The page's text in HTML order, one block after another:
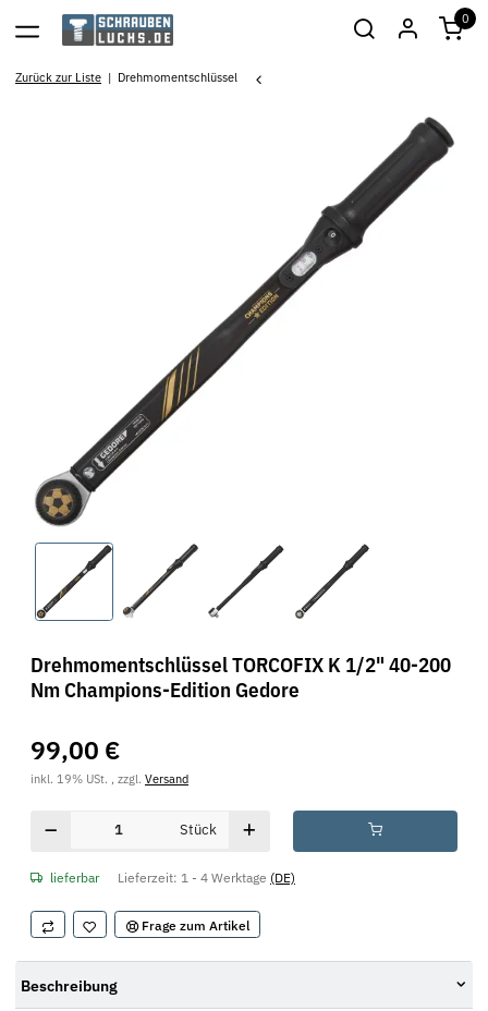
0
Zurück zur Liste Drehmomentschlüssel
Drehmomentschlüssel TORCOFIX K 1/2" 40-200
Nm Champions-Edition Gedore
99,00 €
inkl. 19% USt. , zzgl. Versand
Stück
lieferbar Lieferzeit: 1 - 4 Werktage (DE)
Frage zum Artikel
Beschreibung